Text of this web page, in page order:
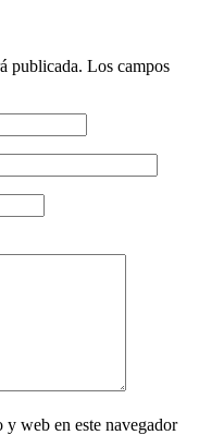
publicada. Los campos
web en este navegador